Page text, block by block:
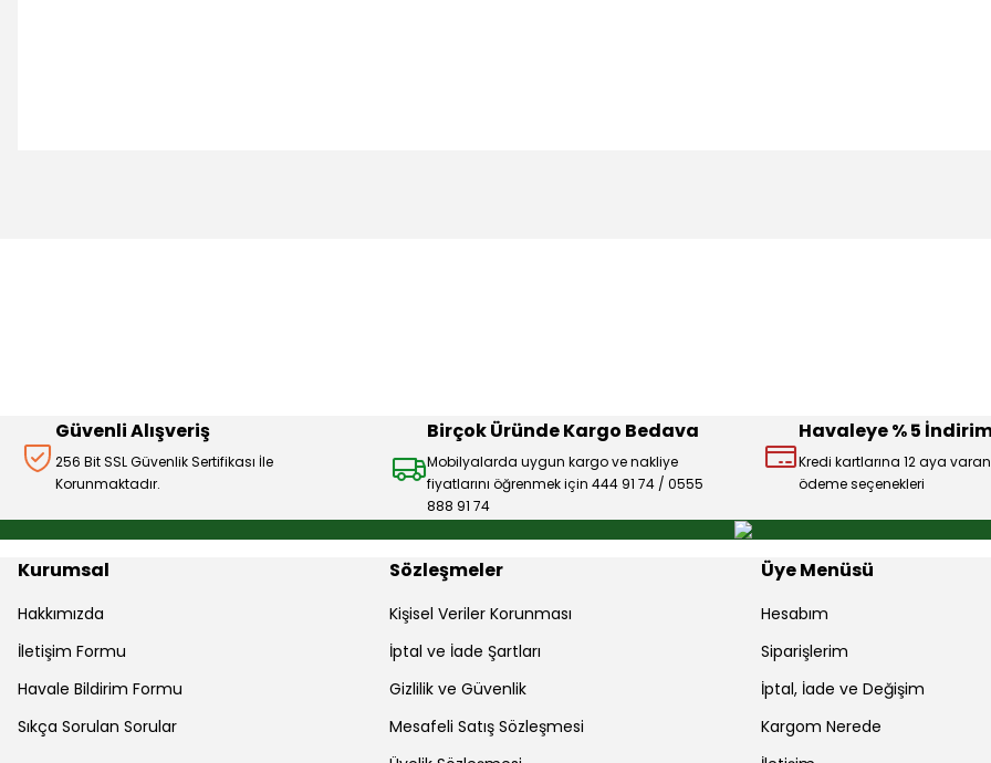
Güvenli Alışveriş
256 Bit SSL Güvenlik Sertifikası İle
Korunmaktadır.
Birçok Üründe Kargo Bedava
Mobilyalarda uygun kargo ve nakliye
fiyatlarını öğrenmek için 444 91 74 / 0555
888 91 74
Havaleye % 5 İndirim
Kredi kartlarına 12 aya
ödeme seçenekleri
Kurumsal
Hakkımızda
İletişim Formu
Havale Bildirim Formu
Sıkça Sorulan Sorular
Sözleşmeler
Kişisel Veriler Korunması
İptal ve İade Şartları
Gizlilik ve Güvenlik
Mesafeli Satış Sözleşmesi
Üye Menüsü
Hesabım
Siparişlerim
İptal, İade ve Değişim
Kargom Nerede